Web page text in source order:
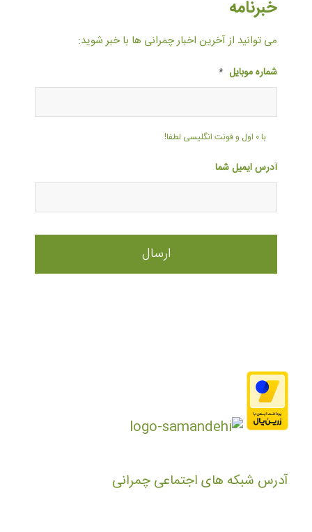
خبرنامه
می توانید از آخرین اخبار چمرانی ها با خبر شوید:
شماره موبایل *
با ۰ اول و فونت انگلیسی لطفا!
آدرس ایمیل شما
آدرس شبکه های اجتماعی چمرانی